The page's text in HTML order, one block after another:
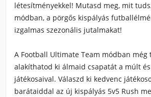
létesítményekkel! Mutasd meg, mit
módban, a pörgős kispályás
izgalmas szezonális jutalmakat!
A Football Ultimate Team módban
alakíthatod ki álmaid csapatát a múlt
játékosaival. Válaszd ki kedvenc
barátaiddal az új kispályás 5v5 Rush